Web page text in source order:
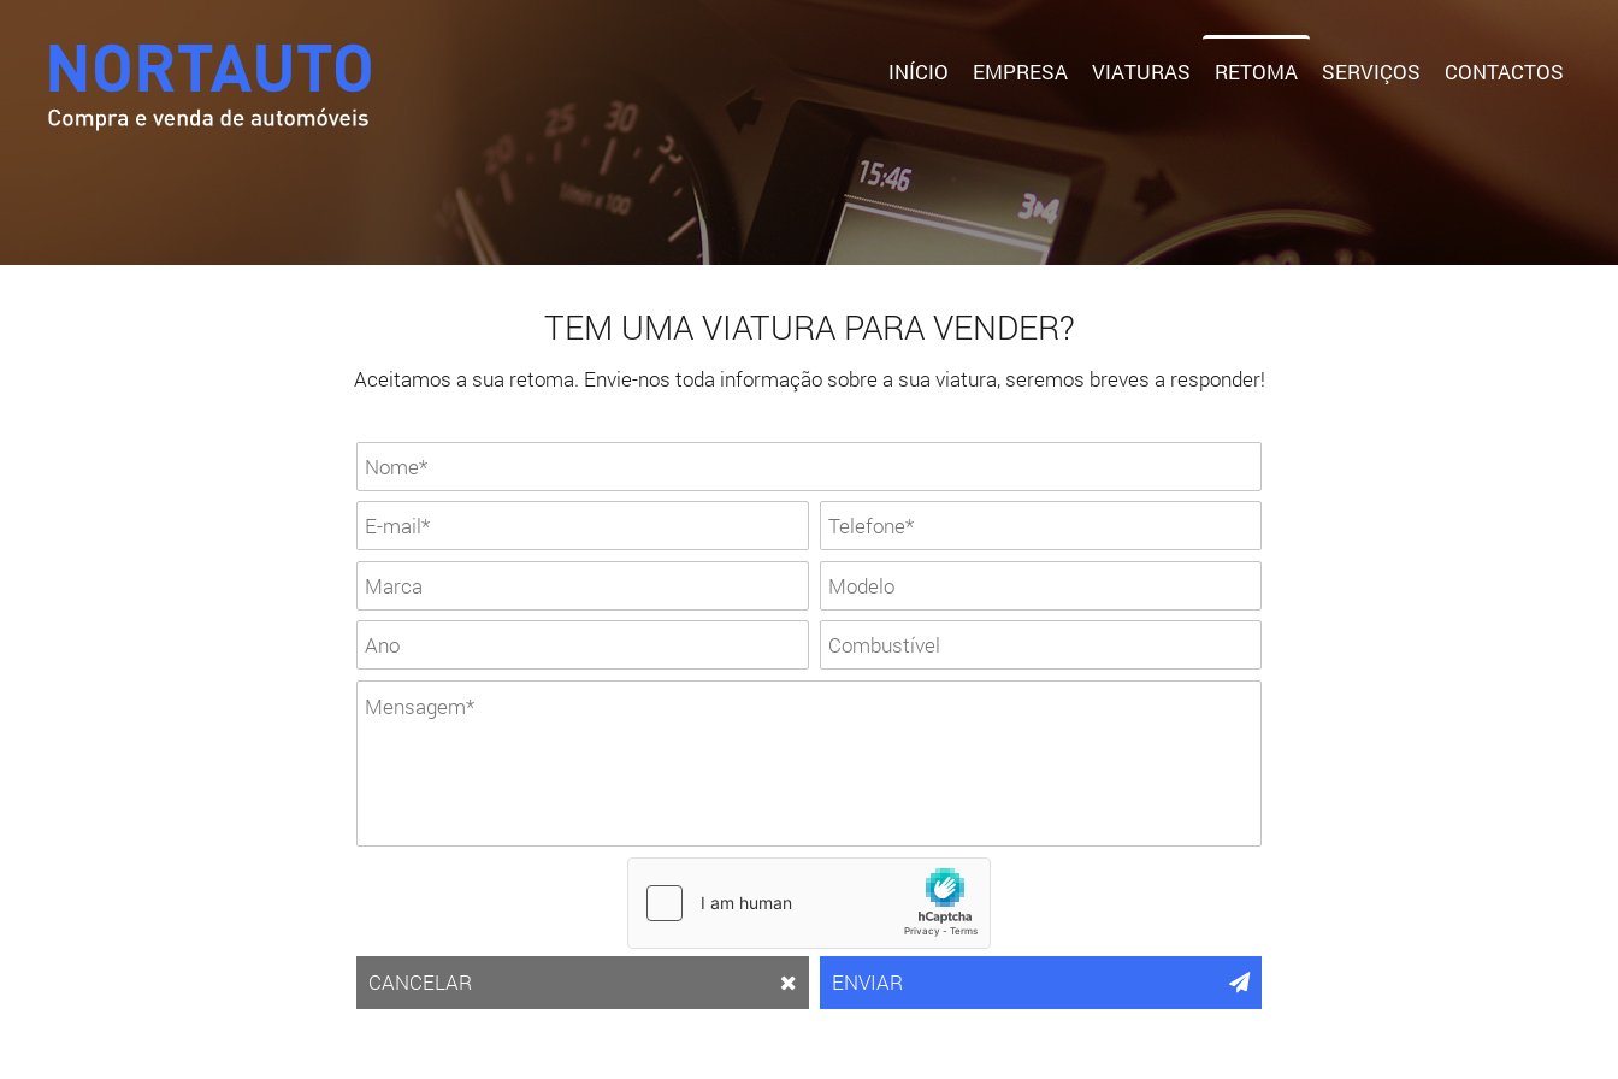
INÍCIO EMPRESA VIATURAS RETOMA SERVIÇOS CONTACTOS
TEM UMA VIATURA PARA VENDER?
Aceitamos a sua retoma. Envie-nos toda informação sobre a sua viatura, seremos breves a responder!
CANCELAR ENVIAR